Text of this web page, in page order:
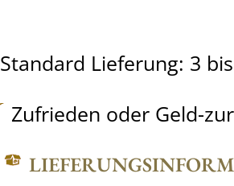
Standard Lieferung: 3
Zufrieden oder Geld-